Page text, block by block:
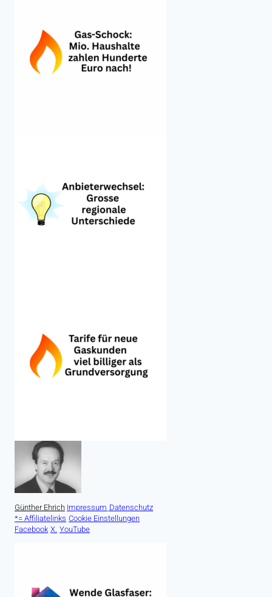
Günther Ehrich Impressum Datenschutz
*= Affiliatelinks Cookie Einstellungen
Facebook X. YouTube